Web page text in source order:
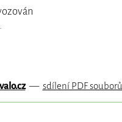
.
— sdílení PDF souborů